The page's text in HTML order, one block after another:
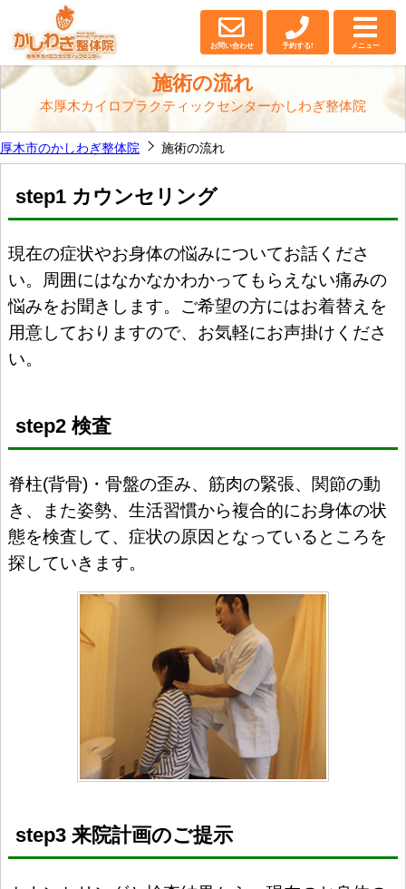
お問い合わせ 予約する! メニュー
施術の流れ
本厚木カイロプラクティックセンターかしわぎ整体院
厚木市のかしわぎ整体院 施術の流れ
step1 カウンセリング
現在の症状やお身体の悩みについてお話くださ
い。周囲にはなかなかわかってもらえない痛みの
悩みをお聞きします。ご希望の方にはお着替えを
用意しておりますので、お気軽にお声掛けくださ
い。
step2 検査
脊柱(背骨)・骨盤の歪み、筋肉の緊張、関節の動
き、また姿勢、生活習慣から複合的にお身体の状
態を検査して、症状の原因となっているところを
探していきます。
step3 来院計画のご提示